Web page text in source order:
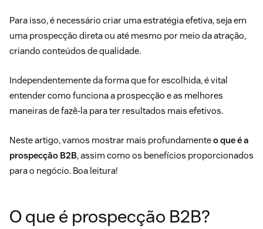
Para isso, é necessário criar uma estratégia efetiva, seja em
uma prospecção direta ou até mesmo por meio da atração,
criando conteúdos de qualidade.
Independentemente da forma que for escolhida, é vital
entender como funciona a prospecção e as melhores
maneiras de fazê-la para ter resultados mais efetivos.
Neste artigo, vamos mostrar mais profundamenteo que é a
prospecção B2B, assim como os benefícios proporcionados
para o negócio. Boa leitura!
O que é prospecção B2B?